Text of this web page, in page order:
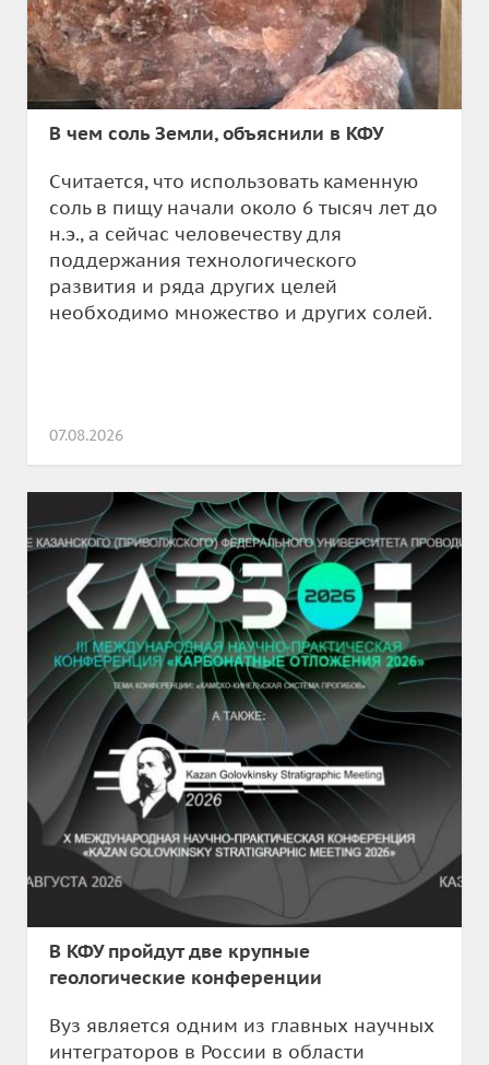
В чем соль Земли, объяснили в КФУ
Считается, что использовать каменную
соль в пищу начали около 6 тысяч лет до
н.э., а сейчас человечеству для
поддержания технологического
развития и ряда других целей
необходимо множество и других солей.
07.08.2026
В КФУ пройдут две крупные
геологические конференции
Вуз является одним из главных научных
интеграторов в России в области